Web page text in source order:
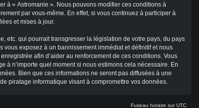
à « Astromanie ». Nous pouvons modifier ces conditions à
par vous-même. En effet, si vous continuez à participer à
et mises à jour.
etc. qui pourrait transgresser la législation de votre pays, du pays
exposez à un bannissement immédiat et définitif et nous
afin d’aider au renforcement de ces conditions. Vous
à n’importe quel moment si nous estimons cela nécessaire. En
Bien que ces informations ne seront pas diffusées à une
piratage informatique visant à compromettre vos données.
Fuseau horaire surUTC